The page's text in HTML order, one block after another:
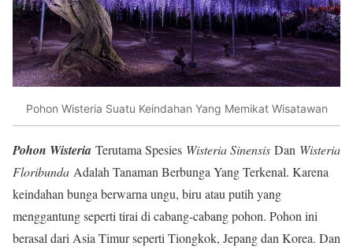
Pohon Wisteria Suatu Keindahan Yang Memikat Wisatawan
Pohon Wisteria Terutama Spesies Wisteria Sinensis Dan Wisteria
Floribunda Adalah Tanaman Berbunga Yang Terkenal. Karena
keindahan bunga berwarna ungu, biru atau putih yang
menggantung seperti tirai di cabang-cabang pohon. Pohon ini
berasal dari Asia Timur seperti Tiongkok, Jepang dan Korea. Dan